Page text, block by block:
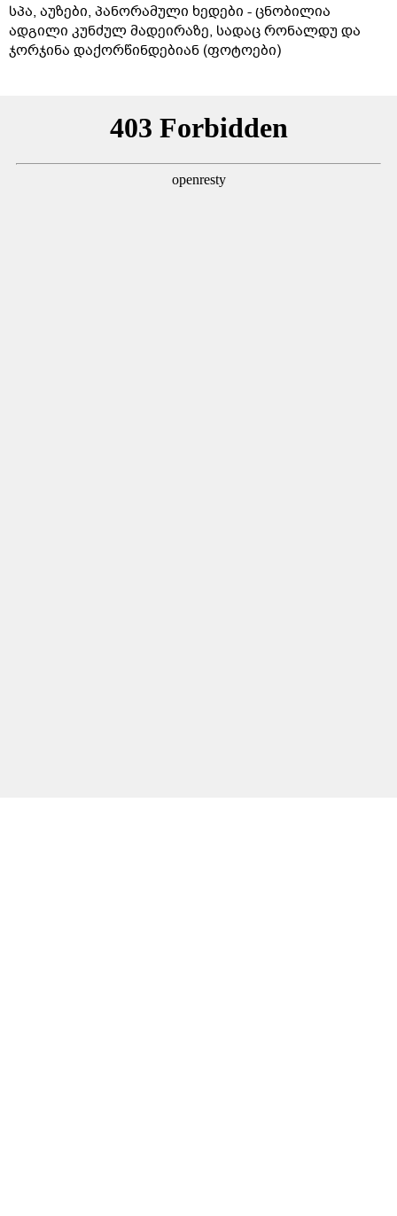
სპა, აუზები, პანორამული ხედები - ცნობილია
ადგილი კუნძულ მადეირაზე, სადაც რონალდუ და
ჯორჯინა დაქორწინდებიან (ფოტოები)